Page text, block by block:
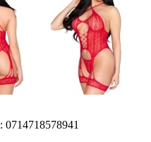
: 0714718578941